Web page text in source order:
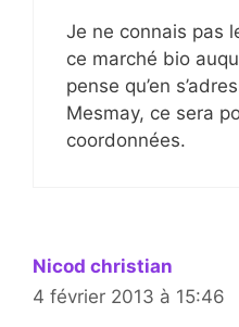
Je ne connais pas
ce marché bio
pense qu’en
Mesmay, ce sera
coordonnées.
Nicod christian
4 février 2013 à 15:46